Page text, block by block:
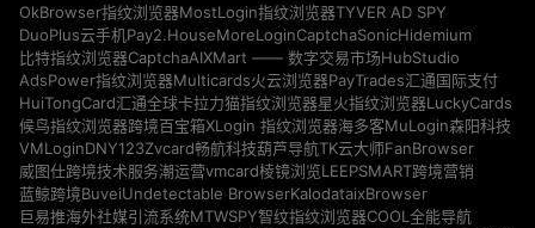
OkBrowser指纹浏览器MostLogin指纹浏览器TYVER AD SPY
DuoPlus云手机Pay2.HouseMoreLoginCaptchaSonicHidemium
比特指纹浏览器CaptchaAIXMart —— 数字交易市场HubStudio
AdsPower指纹浏览器Multicards火云浏览器PayTrades汇通国际支付
HuiTongCard汇通全球卡拉力猫指纹浏览器星火指纹浏览器LuckyCards
候鸟指纹浏览器跨境百宝箱XLogin 指纹浏览器海多客MuLogin森阳科技
VMLoginDNY123Zvcard畅航科技葫芦导航TK云大师FanBrowser
威图仕跨境技术服务潮运营vmcard棱镜浏览LEEPSMART跨境营销
蓝鲸跨境BuveiUndetectable BrowserKalodataixBrowser
巨易推海外社媒引流系统MTWSPY智纹指纹浏览器COOL全能导航